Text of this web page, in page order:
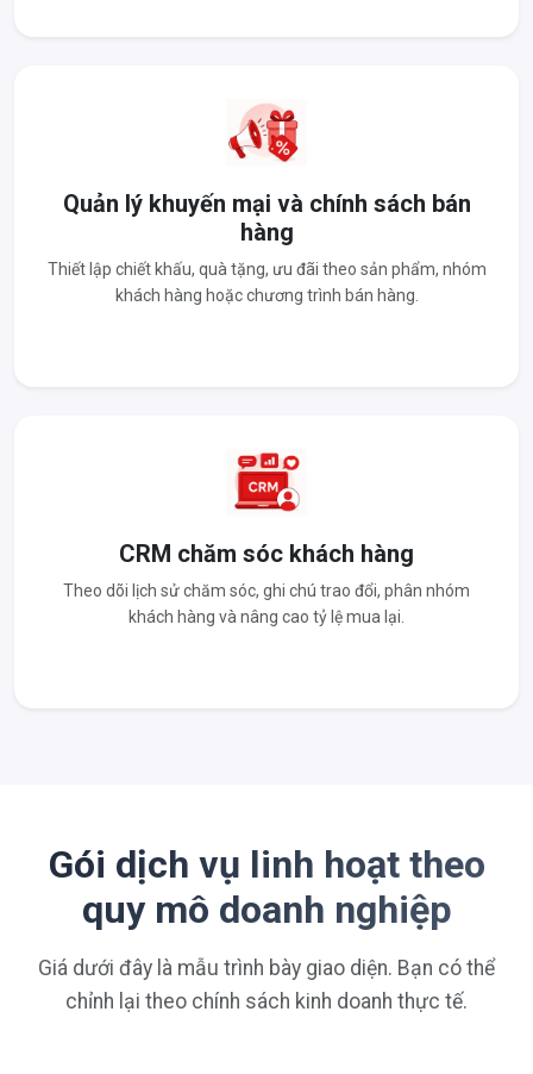
Quản lý khuyến mại và chính sách bán
hàng
Thiết lập chiết khấu, quà tặng, ưu đãi theo sản phẩm, nhóm
khách hàng hoặc chương trình bán hàng.
CRM chăm sóc khách hàng
Theo dõi lịch sử chăm sóc, ghi chú trao đổi, phân nhóm
khách hàng và nâng cao tỷ lệ mua lại.
Gói dịch vụ linh hoạt theo
quy mô doanh nghiệp
Giá dưới đây là mẫu trình bày giao diện. Bạn có thể
chỉnh lại theo chính sách kinh doanh thực tế.